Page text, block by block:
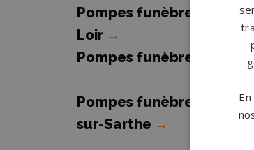
Pompes funèbres
Loir →
Pompes funèbres
Pompes funèbres
sur-Sarthe →